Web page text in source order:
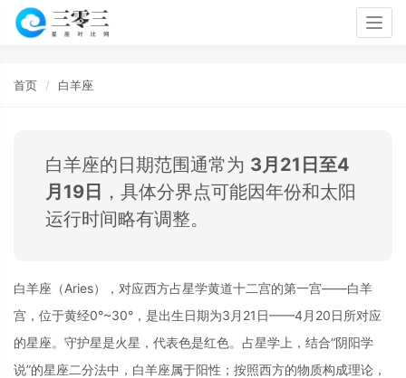
首页 白羊座
白羊座的日期范围通常为 3月21日至4
月19日 ，具体分界点可能因年份和太阳
运行时间略有调整。
白羊座（Aries），对应西方占星学黄道十二宫的第一宫——白羊
宫，位于黄经0°~30°，是出生日期为3月21日——4月20日所对应
的星座。守护星是火星，代表色是红色。占星学上，结合“阴阳学
说”的星座二分法中，白羊座属于阳性；按照西方的物质构成理论，